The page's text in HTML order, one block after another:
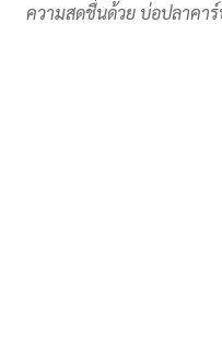
ความสดชื่นด้วย บ่อปลาคา